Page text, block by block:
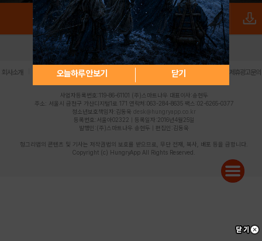
오늘하루 안보기 닫기
로그인 PC버전 전체앱
회사소개 | 개인정보 처리방침 불법촬영물 신고센터 제휴광고문의
사업자등록번호:119-86-61101 (주)스마트나우 대표이사:송현두
주소: 서울시 금천구 가산디지털1로 171 연락처:063-284-8635 팩스:02-6265-0377
청소년보호책임자:김동욱 desk@hungryapp.co.kr
등록번호:서울아02322 | 등록일자:2016년4월25일
발행인:(주)스마트나우 송현두 | 편집인:김동욱
헝그리앱의 콘텐츠 및 기사는 저작권법의 보호를 받으므로, 무단 전재, 복사, 배포 등을 금합니다.
Copyright (c) HungryApp All Rights Reserved.